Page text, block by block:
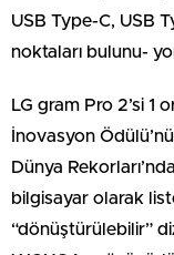
USB Type-C, USB
noktaları bulunu-
LG gram Pro 2’si 1
İnovasyon
Dünya
bilgisayar olarak
“dönüştürülebilir”